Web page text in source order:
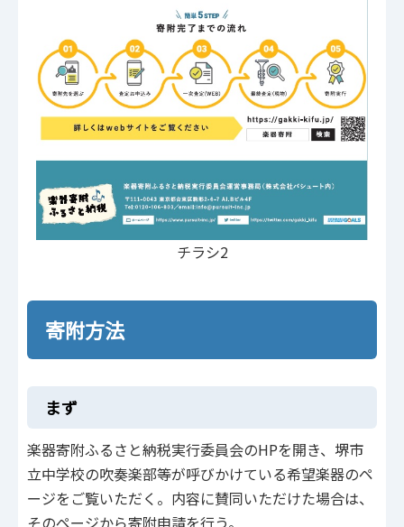
チラシ2
寄附方法
まず
楽器寄附ふるさと納税実行委員会のHPを開き、堺市
立中学校の吹奏楽部等が呼びかけている希望楽器のペ
ージをご覧いただく。内容に賛同いただけた場合は、
そのページから寄附申請を行う。